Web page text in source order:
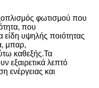
φωτισμού που
που
είδη υψηλής ποιότητας
μπαρ,
καθεξής.Τα
εξαιρετικά λεπτό
ενέργειας και